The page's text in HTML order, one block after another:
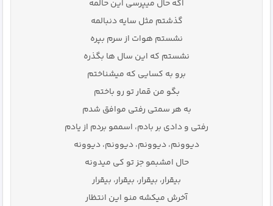
اگه حال میپرسی این حالمه
گذشتم مثل سایه دنبالمه
نشستم هوات از سرم بپره
نشستم که این سال ها بگذره
برو به کسایی که میشناختم
بگو من قمار تو رو باختم
به هر سمتی رفتی موافق شدم
رفتی و دادی بر بادم، اسممو بردم از یادم
دیوونم، دیوونم، دیوونم، دیوونه
حال امشبمو جز تو کی میدونه
بیقرار، بیقرار، بیقرار، بیقرار
آخرش میکشه منو این انتظار